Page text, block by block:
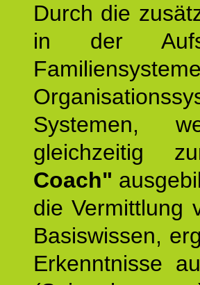
Durch die
in der
Systemen,
gleichzeitig
Coach"
die Vermittlung
Basiswissen,
Erkenntnisse